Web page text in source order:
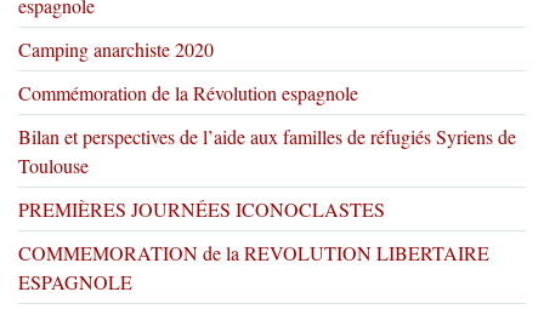
espagnole
Camping anarchiste 2020
Commémoration de la Révolution espagnole
Bilan et perspectives de l’aide aux familles de réfugiés Syriens de
Toulouse
PREMIÈRES JOURNÉES ICONOCLASTES
COMMEMORATION de la REVOLUTION LIBERTAIRE
ESPAGNOLE